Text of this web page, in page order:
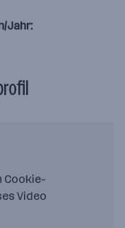
Jahr:
Cookie-
Video